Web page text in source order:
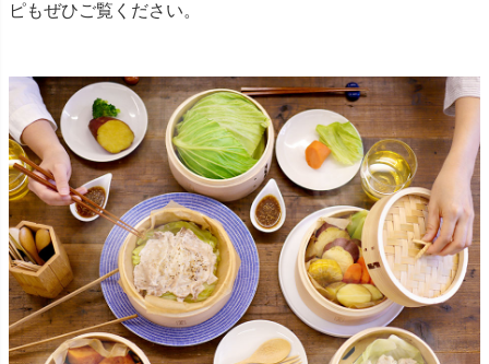
ピもぜひご覧ください。